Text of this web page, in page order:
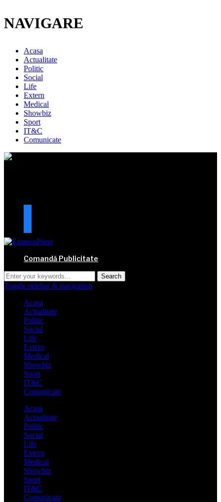
NAVIGARE
Acasa
Actualitate
Politic
Social
Life
Extern
Medical
Showbiz
Sport
IT&C
Comunicate
Comandă Publicitate
Toggle sidebar & navigation
Acasa
Actualitate
Politic
Social
Life
Extern
Medical
Showbiz
Sport
IT&C
Comunicate
Acasa
Actualitate
Politic
Social
Life
Extern
Medical
Showbiz
Sport
IT&C
Comunicate